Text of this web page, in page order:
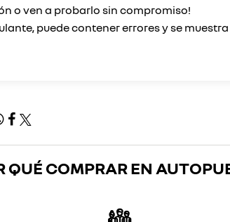
o ven a probarlo sin compromiso!
puede contener errores y se
QUÉ COMPRAR EN